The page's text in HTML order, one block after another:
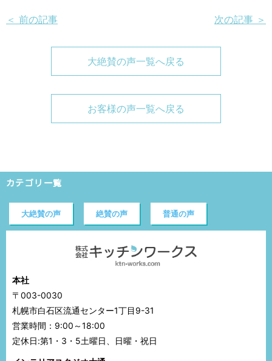
＜ 前の記事 次の記事 ＞
大絶賛の声一覧へ戻る
お客様の声一覧へ戻る
カテゴリ一覧
大絶賛の声 絶賛の声 普通の声
本社
〒003-0030
札幌市白石区流通センター1丁目9-31
営業時間：9:00～18:00
定休日:第1・3・5土曜日、日曜・祝日